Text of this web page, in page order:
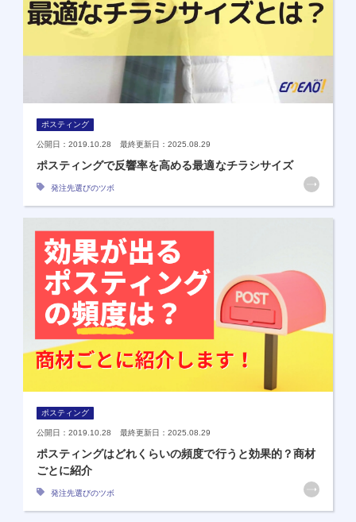
ポスティング
公開日：2019.10.28 最終更新日：2025.08.29
ポスティングで反響率を高める最適なチラシサイズ
発注先選びのツボ
ポスティング
公開日：2019.10.28 最終更新日：2025.08.29
ポスティングはどれくらいの頻度で行うと効果的？商材
ごとに紹介
発注先選びのツボ